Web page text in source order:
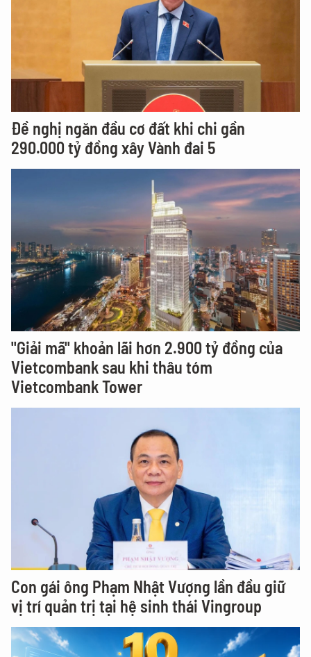
Đề nghị ngăn đầu cơ đất khi chi gần
290.000 tỷ đồng xây Vành đai 5
"Giải mã" khoản lãi hơn 2.900 tỷ đồng của
Vietcombank sau khi thâu tóm
Vietcombank Tower
Con gái ông Phạm Nhật Vượng lần đầu giữ
vị trí quản trị tại hệ sinh thái Vingroup